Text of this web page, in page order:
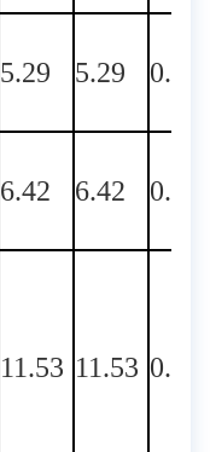
5.29 5.29 0.00
6.42 6.42 0.00
11.53 11.53 0.00